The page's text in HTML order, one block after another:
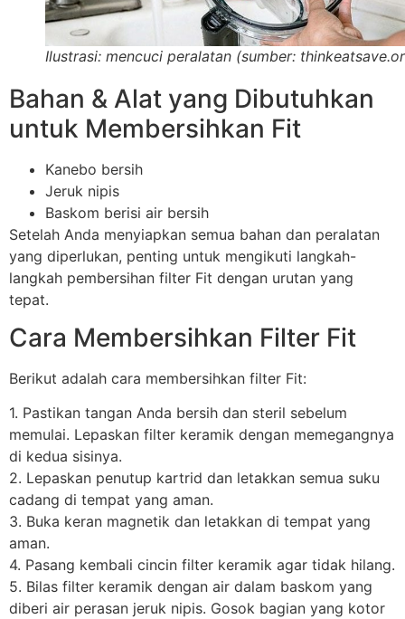
Ilustrasi: mencuci peralatan (sumber:
Bahan & Alat yang Dibutuhkan
untuk Membersihkan Fit
Kanebo bersih
Jeruk nipis
Baskom berisi air bersih
Setelah Anda menyiapkan semua bahan dan peralatan
yang diperlukan, penting untuk mengikuti langkah-
langkah pembersihan filter Fit dengan urutan yang
tepat.
Cara Membersihkan Filter Fit
Berikut adalah cara membersihkan filter Fit:
1. Pastikan tangan Anda bersih dan steril sebelum
memulai. Lepaskan filter keramik dengan memegangnya
di kedua sisinya.
2. Lepaskan penutup kartrid dan letakkan semua suku
cadang di tempat yang aman.
3. Buka keran magnetik dan letakkan di tempat yang
aman.
4. Pasang kembali cincin filter keramik agar tidak hilang.
5. Bilas filter keramik dengan air dalam baskom yang
diberi air perasan jeruk nipis. Gosok bagian yang kotor